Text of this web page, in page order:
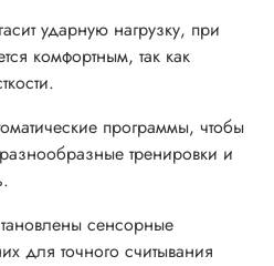
ударную нагрузку, при
комфортным, так как
программы, чтобы
тренировки и
сенсорные
для точного считывания